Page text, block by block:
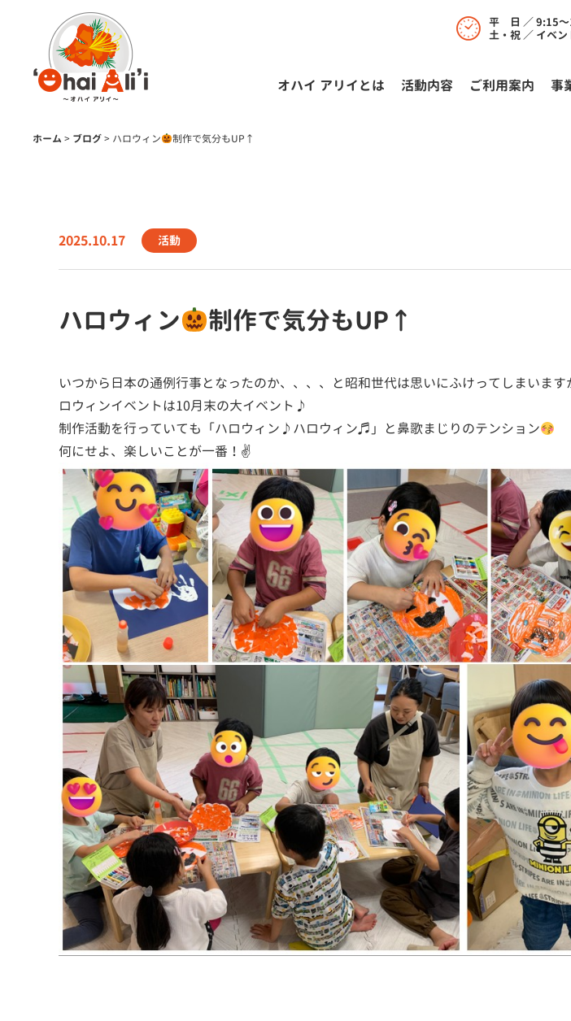
平 日 ／ 9:15
土・祝 ／ イベ
オハイ アリイとは 活動内容 ご利⽤案内 事
ホーム > ブログ> ハロウィン 制作で気分もUP↑
2025.10.17 活動
ハロウィン 制作で気分もUP↑
いつから日本の通例行事となったのか、、、、と昭和世代は思いにふけってしまいま
ロウィンイベントは10月末の大イベント♪
制作活動を行っていても「ハロウィン♪ハロウィン♬」と鼻歌まじりのテンション
何にせよ、楽しいことが一番！✌